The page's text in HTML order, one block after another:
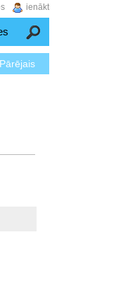
Meklēšana
Pārējais
ienākt